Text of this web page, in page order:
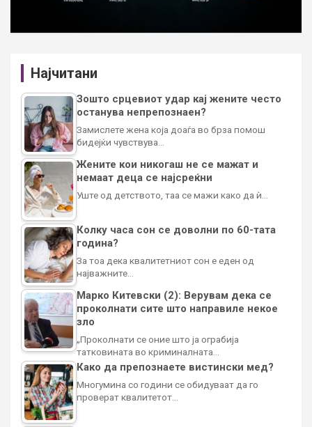
Најчитани
Зошто срцевиот удар кај жените често
останува непрепознаен?
Замислете жена која доаѓа во брза помош
бидејќи чувствува…
Жените кои никогаш не се мажат и
немаат деца се најсреќни
Уште од детството, таа се мажи како да ѝ…
Колку часа сон се доволни по 60-тата
година?
За тоа дека квалитетниот сон е еден од
најважните…
Марко Китевски (2): Верувам дека се
проколнати сите што направиле некое
зло
„Проколнати се оние што ја ограбија
татковината во криминалната…
Како да препознаете вистински мед?
Многумина со години се обидуваат да го
проверат квалитетот…